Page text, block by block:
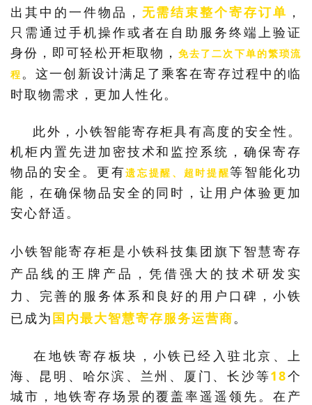
出其中的一件物品， 无需结束整个寄存订单 ，
只需通过手机操作或者在自助服务终端上验证
身份，即可轻松开柜取物，免去了二次下单的繁琐流
程。这一创新设计满足了乘客在寄存过程中的临
时取物需求，更加人性化。
此外，小铁智能寄存柜具有高度的安全性。
机柜内置先进加密技术和监控系统，确保寄存
物品的安全。更有遗忘提醒、超时提醒等智能化功
能，在确保物品安全的同时，让用户体验更加
安心舒适。
小铁智能寄存柜是小铁科技集团旗下智慧寄存
产品线的王牌产品，凭借强大的技术研发实
力、完善的服务体系和良好的用户口碑，小铁
已成为国内最大智慧寄存服务运营商。
在地铁寄存板块，小铁已经入驻北京、上
海、昆明、哈尔滨、兰州、厦门、长沙等18个
城市，地铁寄存场景的覆盖率遥遥领先。在产